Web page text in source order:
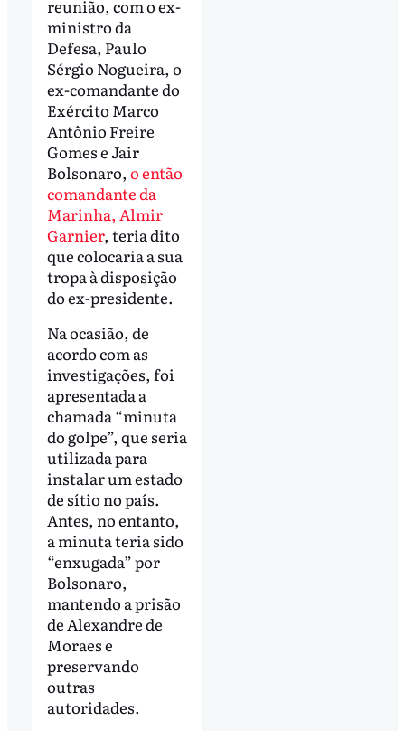
reunião, com o ex-
ministro da
Defesa, Paulo
Sérgio Nogueira, o
ex-comandante do
Exército Marco
Antônio Freire
Gomes e Jair
Bolsonaro, o então
comandante da
Marinha, Almir
Garnier, teria dito
que colocaria a sua
tropa à disposição
do ex-presidente.
Na ocasião, de
acordo com as
investigações, foi
apresentada a
chamada “minuta
do golpe”, que seria
utilizada para
instalar um estado
de sítio no país.
Antes, no entanto,
a minuta teria sido
“enxugada” por
Bolsonaro,
mantendo a prisão
de Alexandre de
Moraes e
preservando
outras
autoridades.